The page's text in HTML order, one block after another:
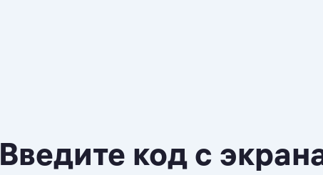
Введите код с